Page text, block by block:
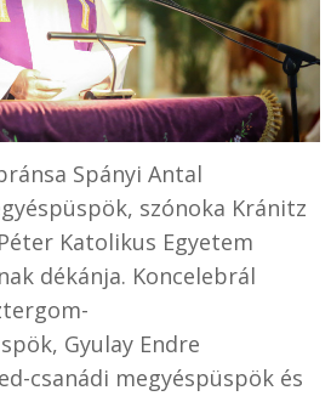
Spányi Antal
szónoka Kránitz
Katolikus Egyetem
dékánja. Koncelebrál
Gyulay Endre
csanádi megyéspüspök és